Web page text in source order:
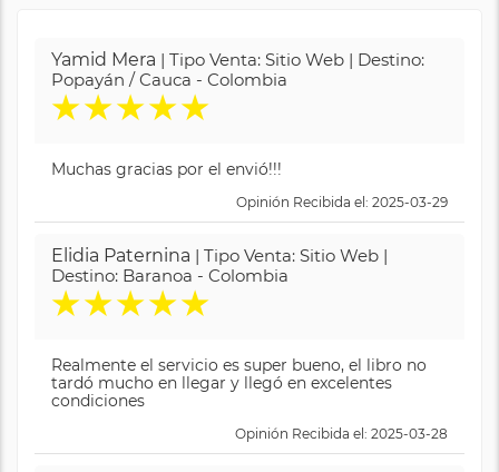
Yamid Mera | Tipo Venta: Sitio Web | Destino:
Popayán / Cauca - Colombia
★★★★★
Muchas gracias por el envió!!!
Opinión Recibida el: 2025-03-29
Elidia Paternina | Tipo Venta: Sitio Web |
Destino: Baranoa - Colombia
★★★★★
Realmente el servicio es super bueno, el libro no
tardó mucho en llegar y llegó en excelentes
condiciones
Opinión Recibida el: 2025-03-28